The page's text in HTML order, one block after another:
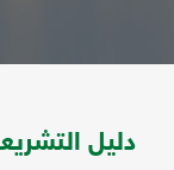
دليل التشريعات